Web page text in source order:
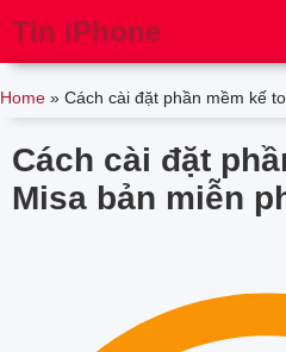
Tin iPhone
Home » Cách cài đặt phần mềm kế
Cách cài đặt
Misa bản miễn